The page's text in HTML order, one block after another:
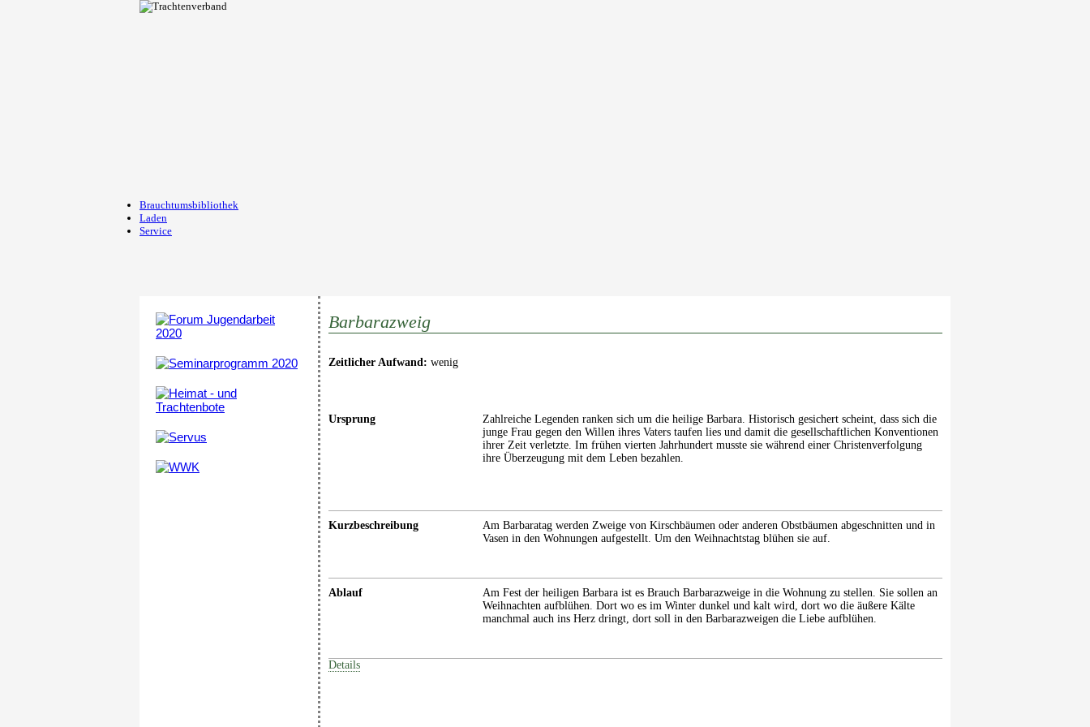
Brauchtumsbibliothek
Laden
Service
Barbarazweig
Zeitlicher Aufwand: wenig
Ursprung
Zahlreiche Legenden ranken sich um die heilige Barbara. Historisch gesichert scheint, dass sich die
junge Frau gegen den Willen ihres Vaters taufen lies und damit die gesellschaftlichen Konventionen
ihrer Zeit verletzte. Im frühen vierten Jahrhundert musste sie während einer Christenverfolgung
ihre Überzeugung mit dem Leben bezahlen.
Kurzbeschreibung
Am Barbaratag werden Zweige von Kirschbäumen oder anderen Obstbäumen abgeschnitten und in
Vasen in den Wohnungen aufgestellt. Um den Weihnachtstag blühen sie auf.
Ablauf
Am Fest der heiligen Barbara ist es Brauch Barbarazweige in die Wohnung zu stellen. Sie sollen an
Weihnachten aufblühen. Dort wo es im Winter dunkel und kalt wird, dort wo die äußere Kälte
manchmal auch ins Herz dringt, dort soll in den Barbarazweigen die Liebe aufblühen.
Details